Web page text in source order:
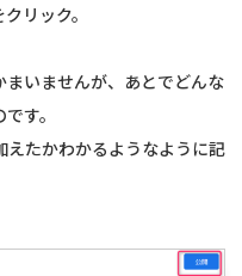
リック。
いませんが、あとでどんな
す。
えたかわかるようなように記